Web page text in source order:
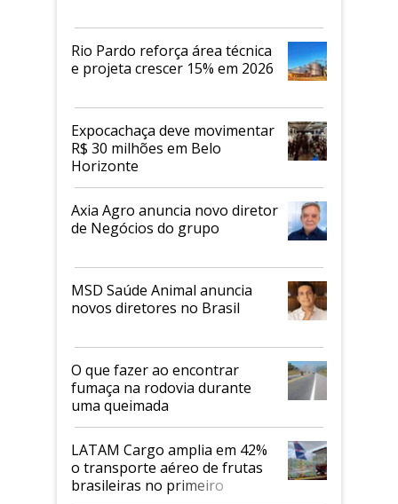
Rio Pardo reforça área técnica
e projeta crescer 15% em 2026
Expocachaça deve movimentar
R$ 30 milhões em Belo
Horizonte
Axia Agro anuncia novo diretor
de Negócios do grupo
MSD Saúde Animal anuncia
novos diretores no Brasil
O que fazer ao encontrar
fumaça na rodovia durante
uma queimada
LATAM Cargo amplia em 42%
o transporte aéreo de frutas
brasileiras no primeiro